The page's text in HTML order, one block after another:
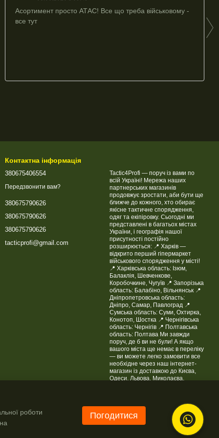
Асортимент просто АТАС! Все що треба військовому -
все тут
Контактна інформація
380675406554
Передзвонити вам?
380675790626
380675790626
380675790626
tacticprofi@gmail.com
Tactic4Profi — поруч із вами по
всій Україні! Мережа наших
партнерських магазинів
продовжує зростати, аби бути ще
ближче до кожного, хто обирає
якісне тактичне спорядження,
одяг та екіпіровку. Сьогодні ми
представлені в багатьох містах
України, і географія нашої
присутності постійно
розширюється: 📍 Харків —
відкрито перший гіпермаркет
військового спорядження у місті!
📍 Харківська область: Ізюм,
Балаклія, Шевченкове,
Коробочкине, Чугуїв 📍 Запорізька
область: Балабіно, Вільнянськ 📍
Дніпропетровська область:
Дніпро, Самар, Павлоград 📍
Сумська область: Суми, Охтирка,
Конотоп, Шостка 📍 Чернігівська
область: Чернігів 📍 Полтавська
область: Полтава Ми завжди
поруч, де б ви не були! А якщо
вашого міста ще немає в переліку
— ви можете легко замовити все
необхідне через наш інтернет-
магазин із доставкою до Києва,
Одеси, Львова, Миколаєва,
поруч!
Мапа проїзду
роботи
Погодитися